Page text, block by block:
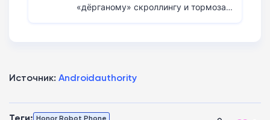
«дёрганому» скроллингу и тормозам
Источник: Androidauthority
Honor Robot Phone